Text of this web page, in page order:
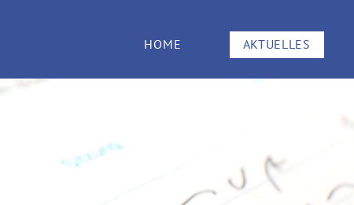
HOME AKTUELLES
ARTIKEL